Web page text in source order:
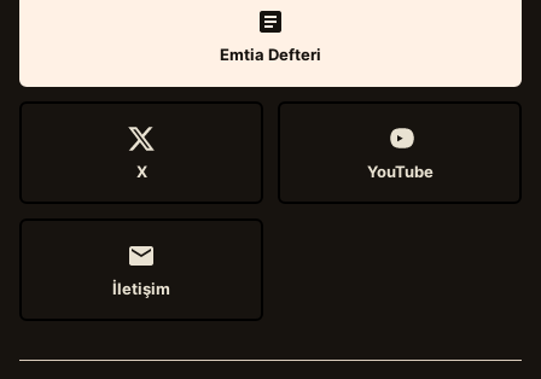
Emtia Defteri
X YouTube
İletişim